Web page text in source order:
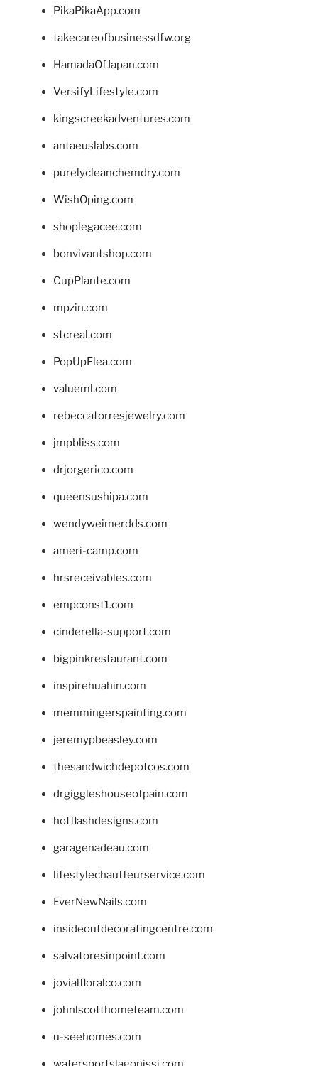
PikaPikaApp.com
takecareofbusinessdfw.org
HamadaOfJapan.com
VersifyLifestyle.com
kingscreekadventures.com
antaeuslabs.com
purelycleanchemdry.com
WishOping.com
shoplegacee.com
bonvivantshop.com
CupPlante.com
mpzin.com
stcreal.com
PopUpFlea.com
valueml.com
rebeccatorresjewelry.com
jmpbliss.com
drjorgerico.com
queensushipa.com
wendyweimerdds.com
ameri-camp.com
hrsreceivables.com
empconst1.com
cinderella-support.com
bigpinkrestaurant.com
inspirehuahin.com
memmingerspainting.com
jeremypbeasley.com
thesandwichdepotcos.com
drgiggleshouseofpain.com
hotflashdesigns.com
garagenadeau.com
lifestylechauffeurservice.com
EverNewNails.com
insideoutdecoratingcentre.com
salvatoresinpoint.com
jovialfloralco.com
johnlscotthometeam.com
u-seehomes.com